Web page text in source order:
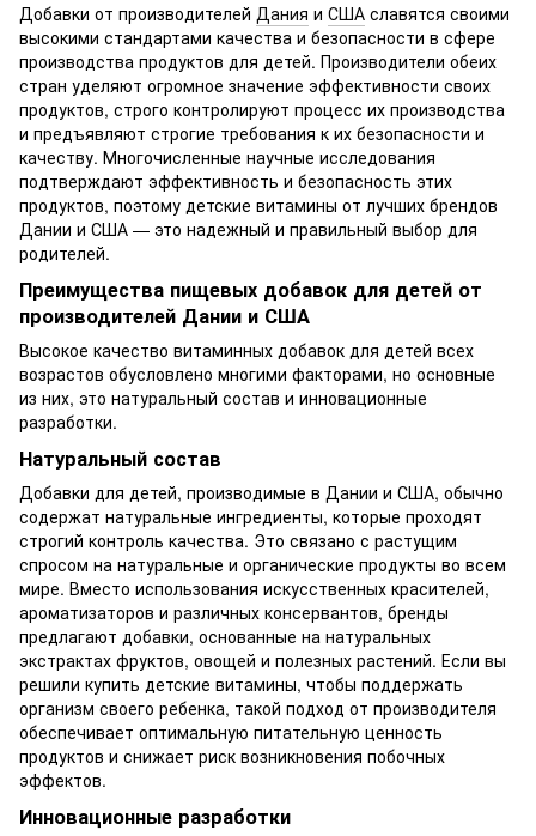
Добавки от производителей Дания и США славятся своими
высокими стандартами качества и безопасности в сфере
производства продуктов для детей. Производители обеих
стран уделяют огромное значение эффективности своих
продуктов, строго контролируют процесс их производства
и предъявляют строгие требования к их безопасности и
качеству. Многочисленные научные исследования
подтверждают эффективность и безопасность этих
продуктов, поэтому детские витамины от лучших брендов
Дании и США — это надежный и правильный выбор для
родителей.
Преимущества пищевых добавок для детей от
производителей Дании и США
Высокое качество витаминных добавок для детей всех
возрастов обусловлено многими факторами, но основные
из них, это натуральный состав и инновационные
разработки.
Натуральный состав
Добавки для детей, производимые в Дании и США, обычно
содержат натуральные ингредиенты, которые проходят
строгий контроль качества. Это связано с растущим
спросом на натуральные и органические продукты во всем
мире. Вместо использования искусственных красителей,
ароматизаторов и различных консервантов, бренды
предлагают добавки, основанные на натуральных
экстрактах фруктов, овощей и полезных растений. Если вы
решили купить детские витамины, чтобы поддержать
организм своего ребенка, такой подход от производителя
обеспечивает оптимальную питательную ценность
продуктов и снижает риск возникновения побочных
эффектов.
Инновационные разработки